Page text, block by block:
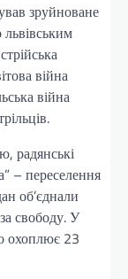
зруйноване
війна
війна
радянські
– переселення
об’єднали
свободу. У
охоплює 23